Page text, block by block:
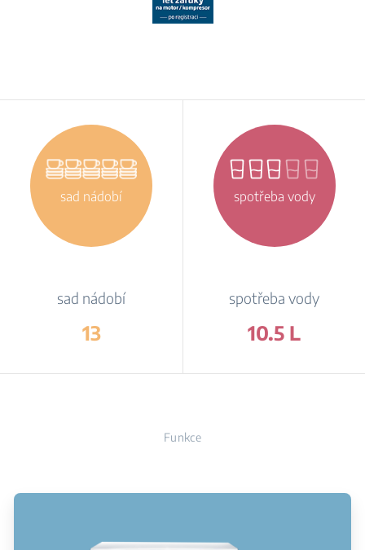
sad nádobí
sad nádobí
13
spotřeba vody
spotřeba vody
10.5 L
Funkce